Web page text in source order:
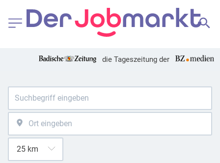
die Tageszeitung der